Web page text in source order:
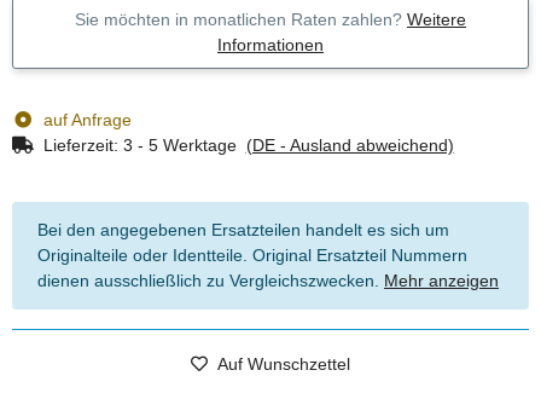
Sie möchten in monatlichen Raten zahlen? Weitere
Informationen
auf Anfrage
Lieferzeit: 3 - 5 Werktage (DE - Ausland abweichend)
Bei den angegebenen Ersatzteilen handelt es sich um
Originalteile oder Identteile. Original Ersatzteil Nummern
dienen ausschließlich zu Vergleichszwecken. Mehr anzeigen
Auf Wunschzettel